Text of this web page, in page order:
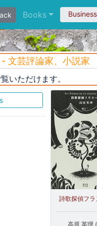
Books
文芸評論家、小説家
いただけます。
詩歌探偵フラ
高原 英理